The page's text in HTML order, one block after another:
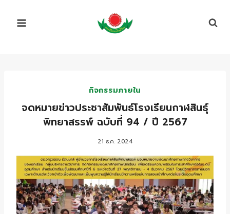
กิจกรรมภายใน
จดหมายข่าวประชาสัมพันธ์โรงเรียนกาฬสินธุ์
พิทยาสรรพ์ ฉบับที่ 94 / ปี 2567
21 ธ.ค. 2024